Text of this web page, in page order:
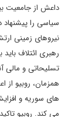
داعش از جامعیت
سیاسی را
نیروهای زمینی
رهبری ائتلاف
تسلیحاتی و مالی
همزمان، روبیو
های سوریه و
می کند. روبیو